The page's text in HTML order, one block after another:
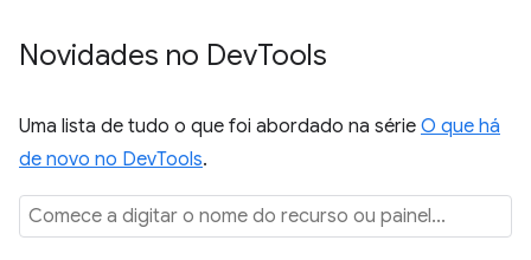
Novidades no DevTools
Uma lista de tudo o que foi abordado na série O que há
de novo no DevTools.